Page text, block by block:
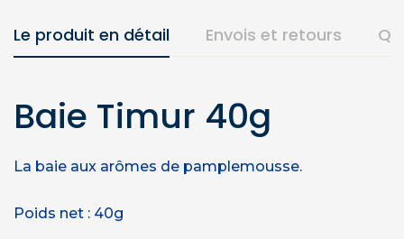
Le produit en détail Envois et retours
Baie Timur 40g
La baie aux arômes de pamplemousse.
Poids net : 40g